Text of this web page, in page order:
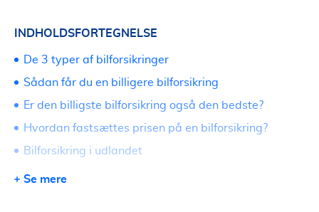
INDHOLDSFORTEGNELSE
De 3 typer af bilforsikringer
Sådan får du en billigere bilforsikring
Er den billigste bilforsikring også den bedste?
Hvordan fastsættes prisen på en bilforsikring?
Bilforsikring i udlandet
Sammenlign bilforsikring gennem TjenesteTorvet og
Se mere